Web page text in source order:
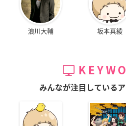
浪川大輔 坂本真綾
みんなが注目している